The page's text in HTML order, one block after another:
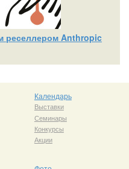
реселлером Anthropic
Календарь
Выставки
Семинары
Конкурсы
Акции